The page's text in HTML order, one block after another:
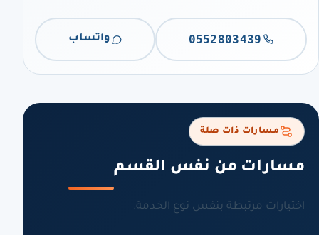
0552803439 واتساب
مسارات ذات صلة
مسارات من نفس القسم
اختيارات مرتبطة بنفس نوع الخدمة.